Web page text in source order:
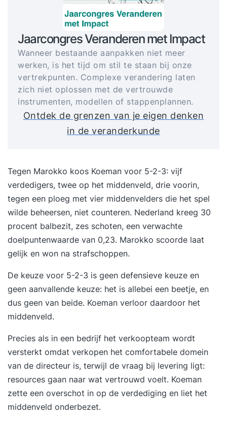
Jaarcongres Veranderen met Impact
Wanneer bestaande aanpakken niet meer
werken, is het tijd om stil te staan bij onze
vertrekpunten. Complexe verandering laten
zich niet oplossen met de vertrouwde
instrumenten, modellen of stappenplannen.
Ontdek de grenzen van je eigen denken
in de veranderkunde
Tegen Marokko koos Koeman voor 5-2-3: vijf
verdedigers, twee op het middenveld, drie voorin,
tegen een ploeg met vier middenvelders die het spel
wilde beheersen, niet counteren. Nederland kreeg 30
procent balbezit, zes schoten, een verwachte
doelpuntenwaarde van 0,23. Marokko scoorde laat
gelijk en won na strafschoppen.
De keuze voor 5-2-3 is geen defensieve keuze en
geen aanvallende keuze: het is allebei een beetje, en
dus geen van beide. Koeman verloor daardoor het
middenveld.
Precies als in een bedrijf het verkoopteam wordt
versterkt omdat verkopen het comfortabele domein
van de directeur is, terwijl de vraag bij levering ligt:
resources gaan naar wat vertrouwd voelt. Koeman
zette een overschot in op de verdediging en liet het
middenveld onderbezet.